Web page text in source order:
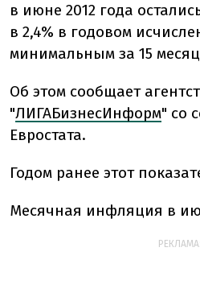
в июне 2012 года
в 2,4% в годовом
минимальным за 15
Об этом сообщает
"ЛИГАБизнесИнформ" со
Евростата.
Годом ранее этот
Месячная инфляция в
РЕКЛАМА: